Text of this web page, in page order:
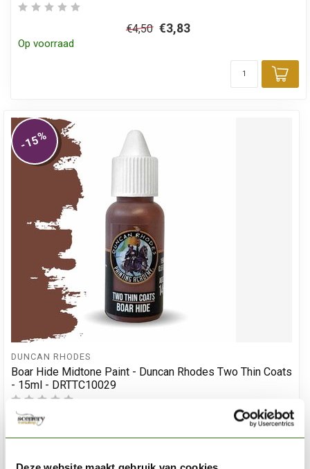
Deze website maakt gebruik van cookies
€4,50 €3,83
Op voorraad
-15%
DUNCAN RHODES
Boar Hide Midtone Paint - Duncan Rhodes Two Thin Coats
- 15ml - DRTTC10029
Op voorraad